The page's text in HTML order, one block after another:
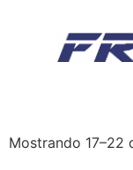
Mostrando 17–22